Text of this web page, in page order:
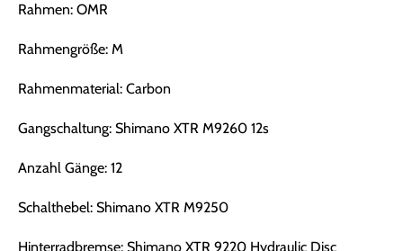
Rahmen: OMR
Rahmengröße: M
Rahmenmaterial: Carbon
Gangschaltung: Shimano XTR M9260 12s
Anzahl Gänge: 12
Schalthebel: Shimano XTR M9250
Hinterradbremse: Shimano XTR 9220 Hydraulic Disc